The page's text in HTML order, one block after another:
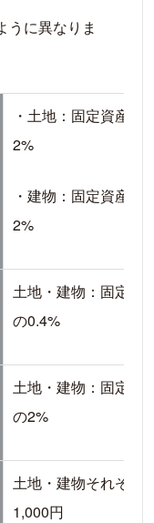
うに異なりま
・土地：固定資産税
2%
・建物：固定資産税
2%
土地・建物：固定資
の0.4%
土地・建物：固定資
の2%
土地・建物それぞれ
1,000円